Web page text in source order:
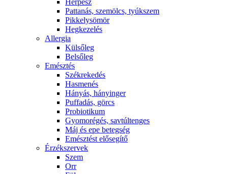
Herpesz
Pattanás, szemölcs, tyúkszem
Pikkelysömör
Hegkezelés
Allergia
Külsőleg
Belsőleg
Emésztés
Székrekedés
Hasmenés
Hányás, hányinger
Puffadás, görcs
Probiotikum
Gyomorégés, savtúltenges
Máj és epe betegség
Emésztést elősegítő
Érzékszervek
Szem
Orr